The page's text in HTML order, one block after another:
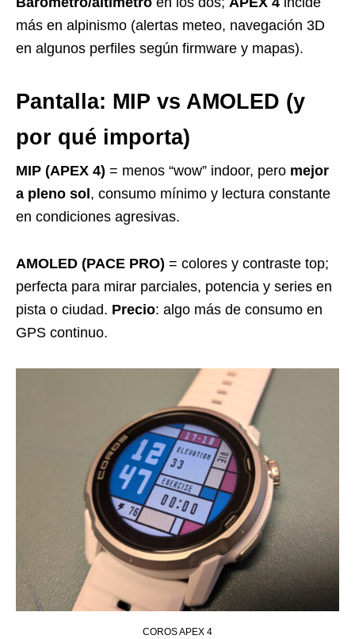
más en alpinismo (alertas meteo, navegación 3D
en algunos perfiles según firmware y mapas).
Pantalla: MIP vs AMOLED (y
por qué importa)
MIP (APEX 4) = menos “wow” indoor, pero mejor
a pleno sol , consumo mínimo y lectura constante
en condiciones agresivas.
AMOLED (PACE PRO) = colores y contraste top;
perfecta para mirar parciales, potencia y series en
pista o ciudad. Precio: algo más de consumo en
GPS continuo.
COROS APEX 4